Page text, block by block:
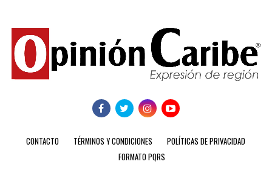
CONTACTO TÉRMINOS Y CONDICIONES
POLÍTICAS DE PRIVACIDAD
FORMATO PQRS